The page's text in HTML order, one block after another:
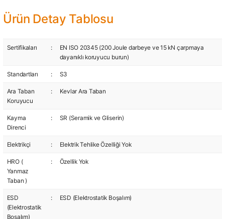
Ürün Detay Tablosu
Sertifikaları :
EN ISO 20345 (200 Joule darbeye ve 15 kN çarpmaya
dayanıklı koruyucu burun)
Standartları : S3
Ara Taban
Koruyucu
: Kevlar Ara Taban
Kayma
Direnci
: SR (Seramik ve Gliserin)
Elektrikçi : Elektrik Tehlike Özelliği Yok
HRO (
Yanmaz
Taban )
: Özellik Yok
ESD
(Elektrostatik
Boşalım)
: ESD (Elektrostatik Boşalım)